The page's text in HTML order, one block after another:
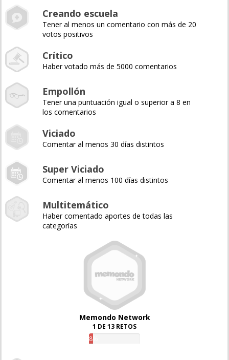
Creando escuela
Tener al menos un comentario con más de 20
votos positivos
Crítico
Haber votado más de 5000 comentarios
Empollón
Tener una puntuación igual o superior a 8 en
los comentarios
Viciado
Comentar al menos 30 días distintos
Super Viciado
Comentar al menos 100 días distintos
Multitemático
Haber comentado aportes de todas las
categorías
Memondo Network
1 DE 13 RETOS
8%